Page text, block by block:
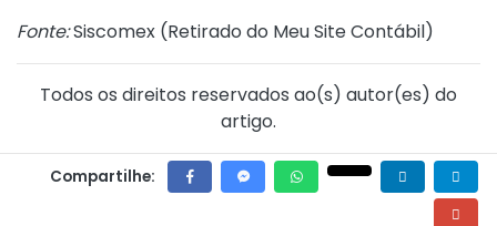
Fonte:Siscomex (Retirado do Meu Site Contábil)
Todos os direitos reservados ao(s) autor(es) do
artigo.
Compartilhe: